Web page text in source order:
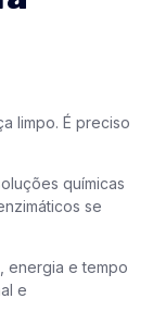
limpo. É preciso
químicas
se
energia e tempo
e